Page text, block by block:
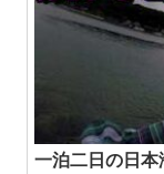
一泊二日の日